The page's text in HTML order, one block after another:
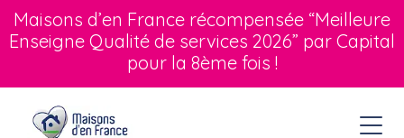
Maisons d’en France récompensée “Meilleure
Enseigne Qualité de services 2026” par Capital
pour la 8ème fois !